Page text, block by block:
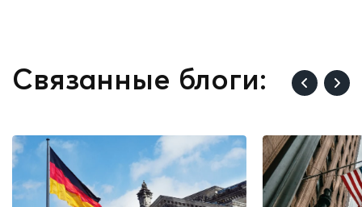
Связанные блоги: